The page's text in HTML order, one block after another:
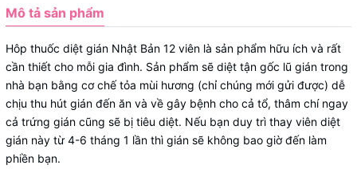
Mô tả sản phẩm
Hôp thuốc diệt gián Nhật Bản 12 viên là sản phẩm hữu ích và rất
cần thiết cho mỗi gia đình. Sản phẩm sẽ diệt tận gốc lũ gián trong
nhà bạn bằng cơ chế tỏa mùi hương (chỉ chúng mới gửi được) dễ
chịu thu hút gián đến ăn và về gây bệnh cho cả tổ, thâm chí ngay
cả trứng gián cũng sẽ bị tiêu diệt. Nếu bạn duy trì thay viên diệt
gián này từ 4-6 tháng 1 lần thì gián sẽ không bao giờ đến làm
phiền bạn.